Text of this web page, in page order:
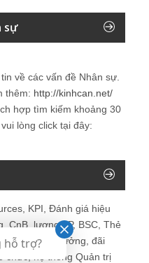
sự
về các vấn đề Nhân sự
thêm: http://kinhcan.net/
hợp tìm kiếm khoảng 30
lòng click tại đây:
KPI, Đánh giá hiệu
CnB, lương 3P, BSC, Thẻ
tạo, lương thưởng, đãi
chức, hệ thống Quản trị
hỗ trợ?